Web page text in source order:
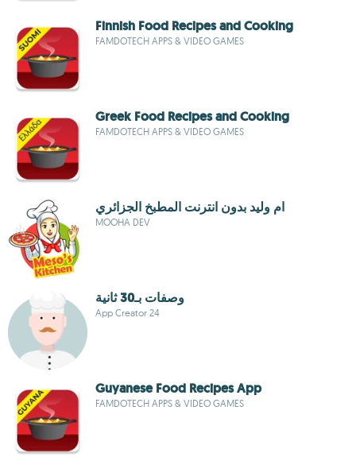
Finnish Food Recipes and Cooking
FAMDOTECH APPS & VIDEO GAMES
Greek Food Recipes and Cooking
FAMDOTECH APPS & VIDEO GAMES
ام وليد بدون انترنت المطبخ الجزائري
MOOHA DEV
وصفات بـ30 ثانية
App Creator 24
Guyanese Food Recipes App
FAMDOTECH APPS & VIDEO GAMES